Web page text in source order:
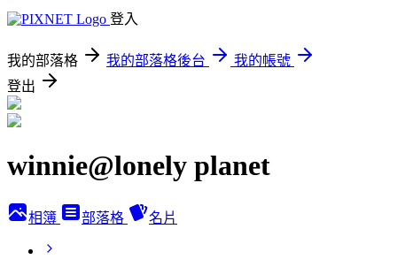
登入
我的部落格 我的部落格後台
我的帳號
登出
winnie@lonely planet
相簿 部落格 名片